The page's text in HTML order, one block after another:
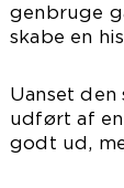
genbruge
skabe en
Uanset
udført af
godt ud,